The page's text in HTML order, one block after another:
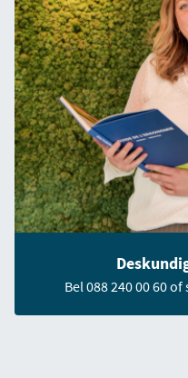
Bel 088 240 00 60